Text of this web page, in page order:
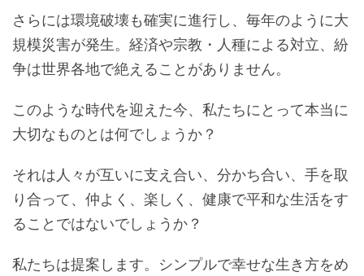
さらには環境破壊も確実に進行し、毎年のように大
規模災害が発生。経済や宗教・人種による対立、紛
争は世界各地で絶えることがありません。
このような時代を迎えた今、私たちにとって本当に
大切なものとは何でしょうか？
それは人々が互いに支え合い、分かち合い、手を取
り合って、仲よく、楽しく、健康で平和な生活をす
ることではないでしょうか？
私たちは提案します。シンプルで幸せな生き方をめ